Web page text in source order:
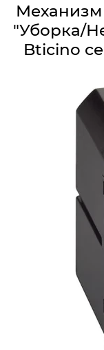
Механизм
"Уборка/
Bticino